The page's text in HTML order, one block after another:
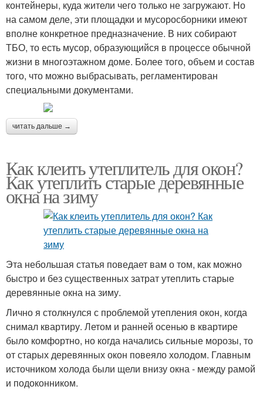
контейнеры, куда жители чего только не загружают. Но
на самом деле, эти площадки и мусоросборники имеют
вполне конкретное предназначение. В них собирают
ТБО, то есть мусор, образующийся в процессе обычной
жизни в многоэтажном доме. Более того, объем и состав
того, что можно выбрасывать, регламентирован
специальными документами.
читать дальше →
Как клеить утеплитель для окон?
Как утеплить старые деревянные
окна на зиму
Эта небольшая статья поведает вам о том, как можно
быстро и без существенных затрат утеплить старые
деревянные окна на зиму.
Лично я столкнулся с проблемой утепления окон, когда
снимал квартиру. Летом и ранней осенью в квартире
было комфортно, но когда начались сильные морозы, то
от старых деревянных окон повеяло холодом. Главным
источником холода были щели внизу окна - между рамой
и подоконником.